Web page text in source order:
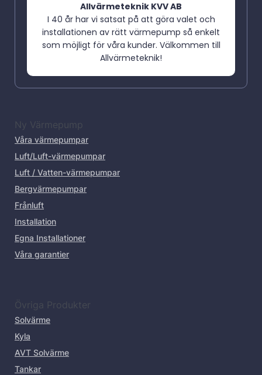
Allvärmeteknik KVV AB
I 40 år har vi satsat på att göra valet och
installationen av rätt värmepump så enkelt
som möjligt för våra kunder. Välkommen till
Allvärmeteknik!
Ny Värmepump
Våra värmepumpar
Luft/Luft-värmepumpar
Luft / Vatten-värmepumpar
Bergvärmepumpar
Frånluft
Installation
Egna Installationer
Våra garantier
Övriga Produkter
Solvärme
Kyla
AVT Solvärme
Tankar